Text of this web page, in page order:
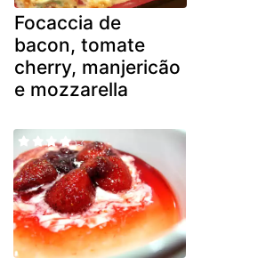
Focaccia de
bacon, tomate
cherry, manjericão
e mozzarella